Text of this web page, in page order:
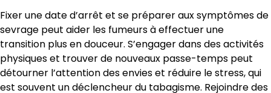
Fixer une date d’arrêt et se préparer aux symptômes de
sevrage peut aider les fumeurs à effectuer une
transition plus en douceur. S’engager dans des activités
physiques et trouver de nouveaux passe-temps peut
détourner l’attention des envies et réduire le stress, qui
est souvent un déclencheur du tabagisme. Rejoindre des